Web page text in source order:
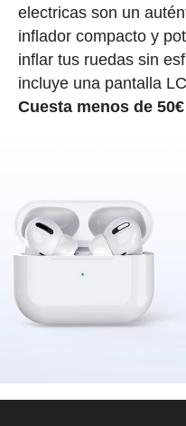
electricas son un
inflador compacto y
inflar tus ruedas sin
incluye una pantalla
Cuesta menos de